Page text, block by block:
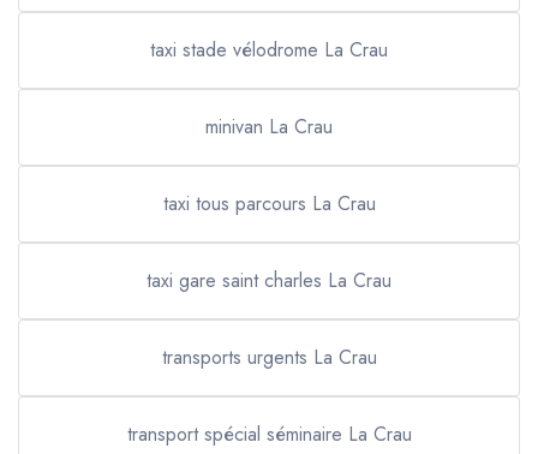
taxi stade vélodrome La Crau
minivan La Crau
taxi tous parcours La Crau
taxi gare saint charles La Crau
transports urgents La Crau
transport spécial séminaire La Crau